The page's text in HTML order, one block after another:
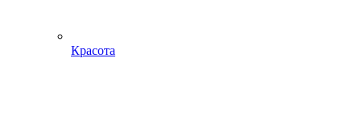
Красота